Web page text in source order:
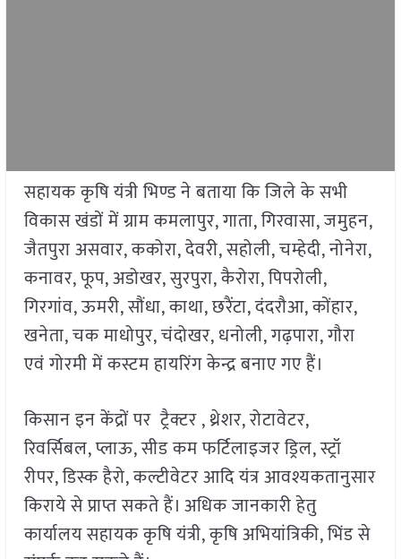
सहायक कृषि यंत्री भिण्ड ने बताया कि जिले के सभी
विकास खंडों में ग्राम कमलापुर, गाता, गिरवासा, जमुहन,
जैतपुरा असवार, ककोरा, देवरी, सहोली, चम्हेदी, नोनेरा,
कनावर, फूप, अडोखर, सुरपुरा, कैरोरा, पिपरोली,
गिरगांव, ऊमरी, सौंधा, काथा, छरैंटा, दंदरौआ, कोंहार,
खनेता, चक माधोपुर, चंदोखर, धनोली, गढ़पारा, गौरा
एवं गोरमी में कस्टम हायरिंग केन्द्र बनाए गए हैं।
किसान इन केंद्रों पर ट्रैक्टर , थ्रेशर, रोटावेटर,
रिवर्सिबल, प्लाऊ, सीड कम फर्टिलाइजर ड्रिल, स्ट्रॉ
रीपर, डिस्क हैरो, कल्टीवेटर आदि यंत्र आवश्यकतानुसार
किराये से प्राप्त सकते हैं। अधिक जानकारी हेतु
कार्यालय सहायक कृषि यंत्री, कृषि अभियांत्रिकी, भिंड से